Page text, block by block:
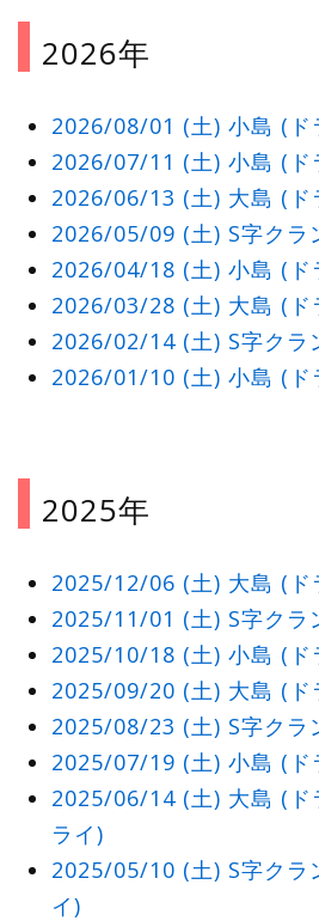
2026年
2026/08/01 (土) 小島 (ド
2026/07/11 (土) 小島 (ド
2026/06/13 (土) 大島 (ド
2026/05/09 (土) S字クラ
2026/04/18 (土) 小島 (ド
2026/03/28 (土) 大島 (ド
2026/02/14 (土) S字クラ
2026/01/10 (土) 小島 (ド
2025年
2025/12/06 (土) 大島 (ド
2025/11/01 (土) S字クラ
2025/10/18 (土) 小島 (ド
2025/09/20 (土) 大島 (
2025/08/23 (土) S字クラ
2025/07/19 (土) 小島 (ド
2025/06/14 (土) 大島 (
ライ)
2025/05/10 (土) S字クラ
イ)